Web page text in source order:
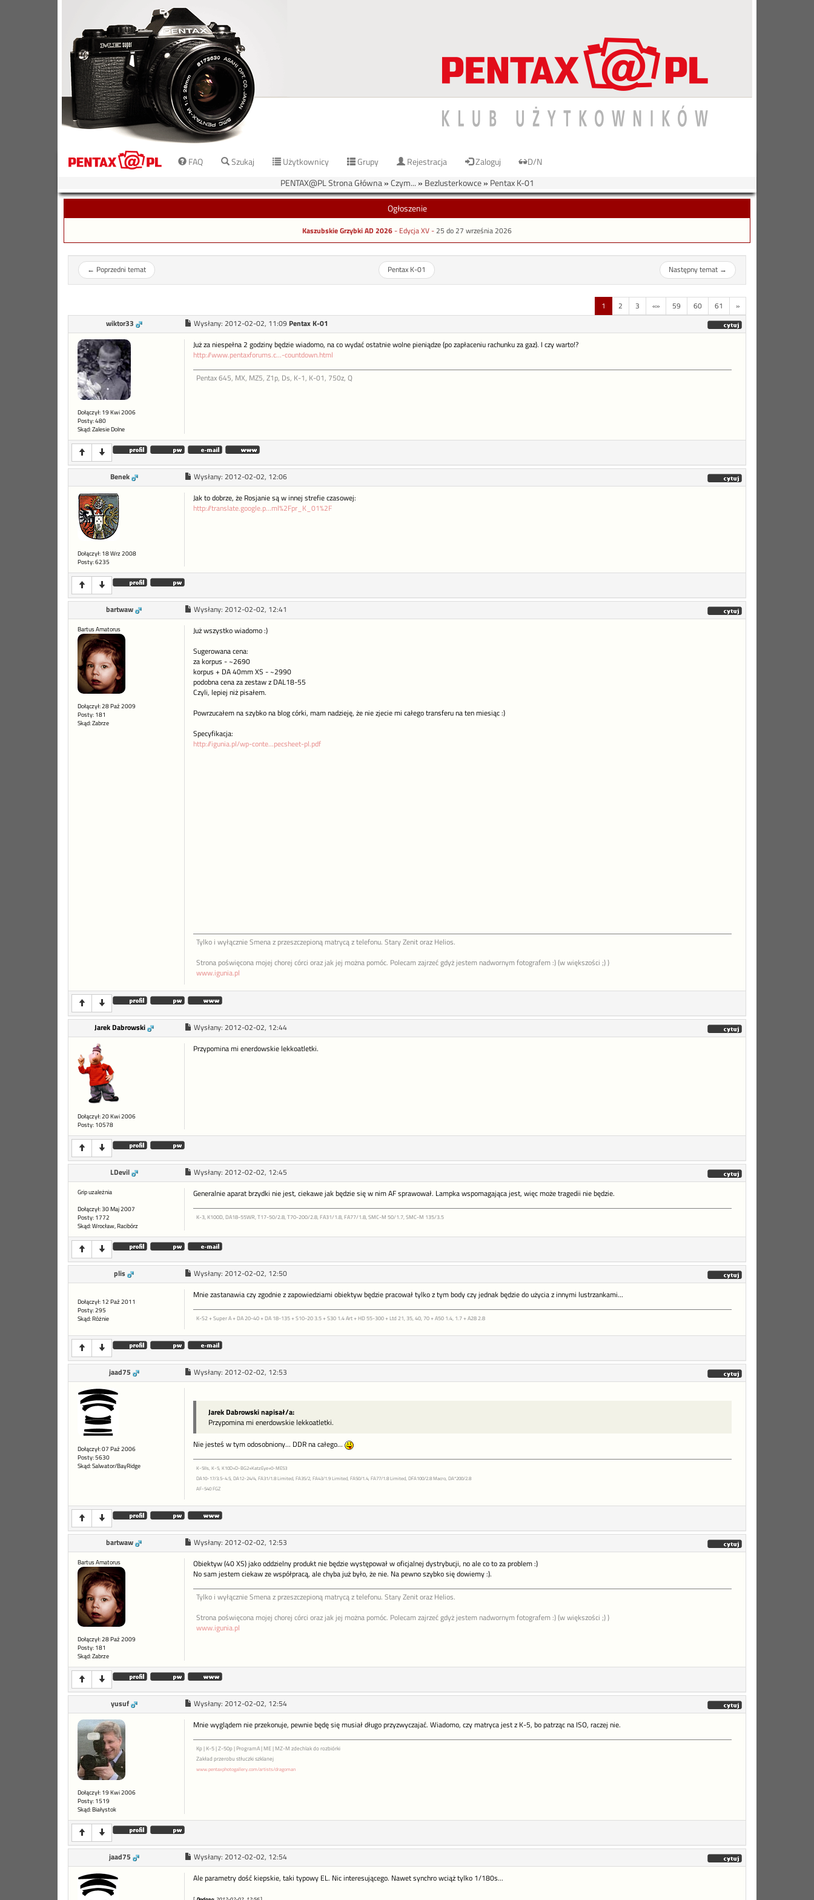
FAQ Szukaj Użytkownicy Grupy Rejestracja Zaloguj
D/N
PENTAX@PL Strona Główna»Czym... » Bezlusterkowce» Pentax K-01
Ogłoszenie
Kaszubskie Grzybki AD 2026- Edycja XV -25 do 27 września 2026
← Poprzedni temat Pentax K-01 Następny temat→
1 2 3 «» 59 60 61 »
wiktor33 Wysłany: 2012-02-02, 11:09 Pentax K-01
Dołączył: 19 Kwi 2006
Posty: 480
Skąd: Zalesie Dolne
Już za niespełna 2 godziny będzie wiadomo, na co wydać ostatnie wolne pieniądze (po zapłaceniu rachunku za gaz). I czy warto!?
http://www.pentaxforums.c...-countdown.html
Pentax 645, MX, MZ5, Z1p, Ds, K-1, K-01, 750z, Q
Benek Wysłany: 2012-02-02, 12:06
Dołączył: 18 Wrz 2008
Posty: 6235
Jak to dobrze, że Rosjanie są w innej strefie czasowej:
http://translate.google.p...ml%2Fpr_K_01%2F
bartwaw Wysłany: 2012-02-02, 12:41
Bartus Amatorus
Dołączył: 28 Paź 2009
Posty: 181
Skąd: Zabrze
Już wszystko wiadomo :)
Sugerowana cena:
za korpus - ~2690
korpus + DA 40mm XS - ~2990
podobna cena za zestaw z DAL18-55
Czyli, lepiej niż pisałem.
Powrzucałem na szybko na blog córki, mam nadzieję, że nie zjecie mi całego transferu na ten miesiąc :)
Specyfikacja:
http://igunia.pl/wp-conte...pecsheet-pl.pdf
Tylko i wyłącznie Smena z przeszczepioną matrycą z telefonu. Stary Zenit oraz Helios.
Strona poświęcona mojej chorej córci oraz jak jej można pomóc. Polecam zajrzeć gdyż jestem nadwornym fotografem :) (w większości ;) )
www.igunia.pl
Jarek Dabrowski Wysłany: 2012-02-02, 12:44
Dołączył: 20 Kwi 2006
Posty: 10578
Przypomina mi enerdowskie lekkoatletki.
LDevil Wysłany: 2012-02-02, 12:45
Grip uzależnia
Dołączył: 30 Maj 2007
Posty: 1772
Skąd: Wrocław, Racibórz
Generalnie aparat brzydki nie jest, ciekawe jak będzie się w nim AF sprawował. Lampka wspomagająca jest, więc może tragedii nie będzie.
K-3, K100D, DA18-55WR, T17-50/2.8, T70-200/2.8, FA31/1.8, FA77/1.8, SMC-M 50/1.7, SMC-M 135/3.5
plis Wysłany: 2012-02-02, 12:50
Dołączył: 12 Paź 2011
Posty: 295
Skąd: Różnie
Mnie zastanawia czy zgodnie z zapowiedziami obiektyw będzie pracował tylko z tym body czy jednak będzie do użycia z innymi lustrzankami...
K-S2 + Super A + DA 20-40 + DA 18-135 + S10-20 3.5 + S30 1.4 Art + HD 55-300 + Ltd 21, 35, 40, 70 + A50 1.4, 1.7 + A28 2.8
jaad75 Wysłany: 2012-02-02, 12:53
Dołączył: 07 Paź 2006
Posty: 5630
Skąd: Salwator/BayRidge
Jarek Dabrowski napisał/a:
Przypomina mi enerdowskie lekkoatletki.
Nie jesteś w tym odosobniony... DDR na całego...
K-5IIs, K-5, K10D+D-BG2+KatzEye+0-ME53
DA10-17/3.5-4.5, DA12-24/4, FA31/1.8 Limited, FA35/2, FA43/1.9 Limited, FA50/1.4, FA77/1.8 Limited, DFA100/2.8 Macro, DA*200/2.8
AF-540 FGZ
bartwaw Wysłany: 2012-02-02, 12:53
Bartus Amatorus
Dołączył: 28 Paź 2009
Posty: 181
Skąd: Zabrze
Obiektyw (40 XS) jako oddzielny produkt nie będzie występował w oficjalnej dystrybucji, no ale co to za problem :)
No sam jestem ciekaw ze współpracą, ale chyba już było, że nie. Na pewno szybko się dowiemy :).
Tylko i wyłącznie Smena z przeszczepioną matrycą z telefonu. Stary Zenit oraz Helios.
Strona poświęcona mojej chorej córci oraz jak jej można pomóc. Polecam zajrzeć gdyż jestem nadwornym fotografem :) (w większości ;) )
www.igunia.pl
yusuf Wysłany: 2012-02-02, 12:54
Dołączył: 19 Kwi 2006
Posty: 1519
Skąd: Białystok
Mnie wyglądem nie przekonuje, pewnie będę się musiał długo przyzwyczajać. Wiadomo, czy matryca jest z K-5, bo patrząc na ISO, raczej nie.
Kp | K-5 | Z-50p | ProgramA | ME | MZ-M zdechlak do rozbiórki
Zakład przerobu stłuczki szklanej
www.pentaxphotogallery.com/artists/dragoman
jaad75 Wysłany: 2012-02-02, 12:54
Ale parametry dość kiepskie, taki typowy EL. Nic interesującego. Nawet synchro wciąż tylko 1/180s...